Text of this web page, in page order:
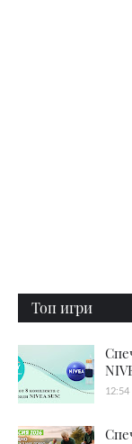
Топ игри
12:54